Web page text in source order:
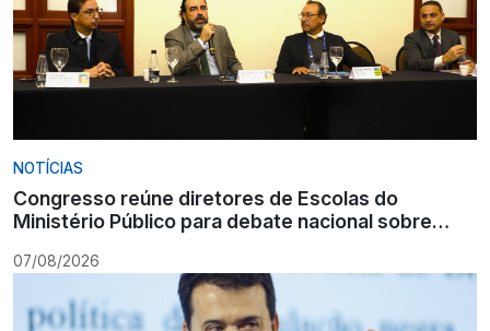
NOTÍCIAS
Congresso reúne diretores de Escolas do
Ministério Público para debate nacional sobre
07/08/2026